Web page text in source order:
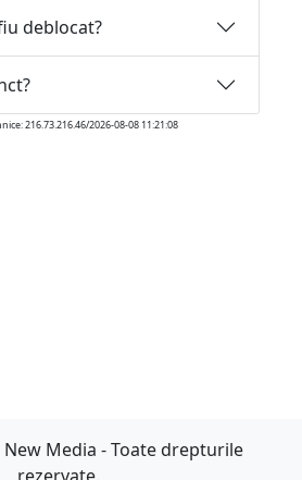
deblocat?
216.73.216.46/2026-08-08 11:21:08
Media - Toate drepturile